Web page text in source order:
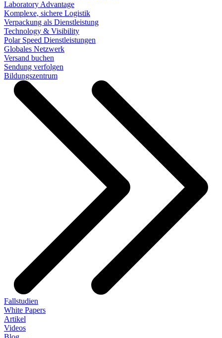
Laboratory Advantage
Komplexe, sichere Logistik
Verpackung als Dienstleistung
Technology & Visibility
Polar Speed Dienstleistungen
Globales Netzwerk
Versand buchen
Sendung verfolgen
Bildungszentrum
Fallstudien
White Papers
Artikel
Videos